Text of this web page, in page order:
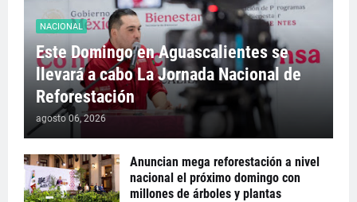
NACIONAL
Este Domingo en Aguascalientes se
llevará a cabo La Jornada Nacional de
Reforestación
agosto 06, 2026
Anuncian mega reforestación a nivel
nacional el próximo domingo con
millones de árboles y plantas